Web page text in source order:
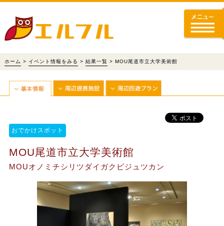
ホーム > イベント情報をみる > 結果一覧 > MOU尾道市立大学美術館
おでかけスポット
MOU尾道市立大学美術館
MOUオノミチシリツダイガクビジュツカン